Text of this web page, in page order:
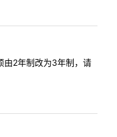
2年制改为3年制，请